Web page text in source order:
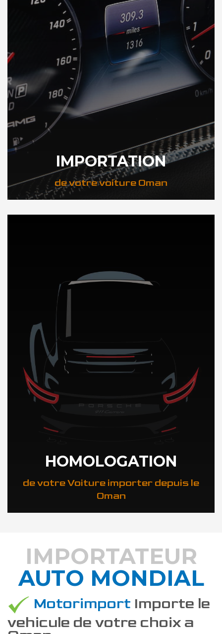
IMPORTATION
de votre voiture Oman
DÉCOUVREZ NOTRE IMPORTATION AUTO a Oman
HOMOLOGATION
de votre Voiture importer depuis le
Oman
DÉCOUVREZ COMMENT
IMPORTATEUR
AUTO MONDIAL
Motorimport Importe le
vehicule de votre choix a